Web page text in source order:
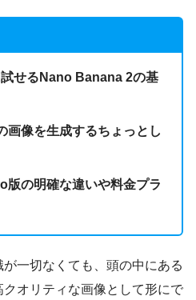
せるNano Banana 2の基
画像を生成するちょっとし
版の明確な違いや料金プラ
一切なくても、頭の中にある
オリティな画像として形にで